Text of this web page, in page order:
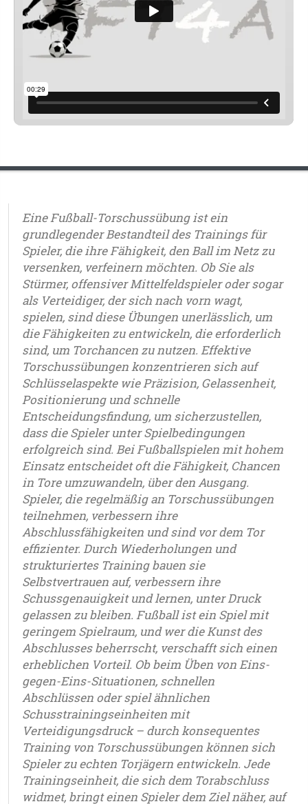
Eine Fußball-Torschussübung ist ein
grundlegender Bestandteil des Trainings für
Spieler, die ihre Fähigkeit, den Ball im Netz zu
versenken, verfeinern möchten. Ob Sie als
Stürmer, offensiver Mittelfeldspieler oder sogar
als Verteidiger, der sich nach vorn wagt,
spielen, sind diese Übungen unerlässlich, um
die Fähigkeiten zu entwickeln, die erforderlich
sind, um Torchancen zu nutzen. Effektive
Torschussübungen konzentrieren sich auf
Schlüsselaspekte wie Präzision, Gelassenheit,
Positionierung und schnelle
Entscheidungsfindung, um sicherzustellen,
dass die Spieler unter Spielbedingungen
erfolgreich sind. Bei Fußballspielen mit hohem
Einsatz entscheidet oft die Fähigkeit, Chancen
in Tore umzuwandeln, über den Ausgang.
Spieler, die regelmäßig an Torschussübungen
teilnehmen, verbessern ihre
Abschlussfähigkeiten und sind vor dem Tor
effizienter. Durch Wiederholungen und
strukturiertes Training bauen sie
Selbstvertrauen auf, verbessern ihre
Schussgenauigkeit und lernen, unter Druck
gelassen zu bleiben. Fußball ist ein Spiel mit
geringem Spielraum, und wer die Kunst des
Abschlusses beherrscht, verschafft sich einen
erheblichen Vorteil. Ob beim Üben von Eins-
gegen-Eins-Situationen, schnellen
Abschlüssen oder spiel ähnlichen
Schusstrainingseinheiten mit
Verteidigungsdruck – durch konsequentes
Training von Torschussübungen können sich
Spieler zu echten Torjägern entwickeln. Jede
Trainingseinheit, die sich dem Torabschluss
widmet, bringt einen Spieler dem Ziel näher, auf